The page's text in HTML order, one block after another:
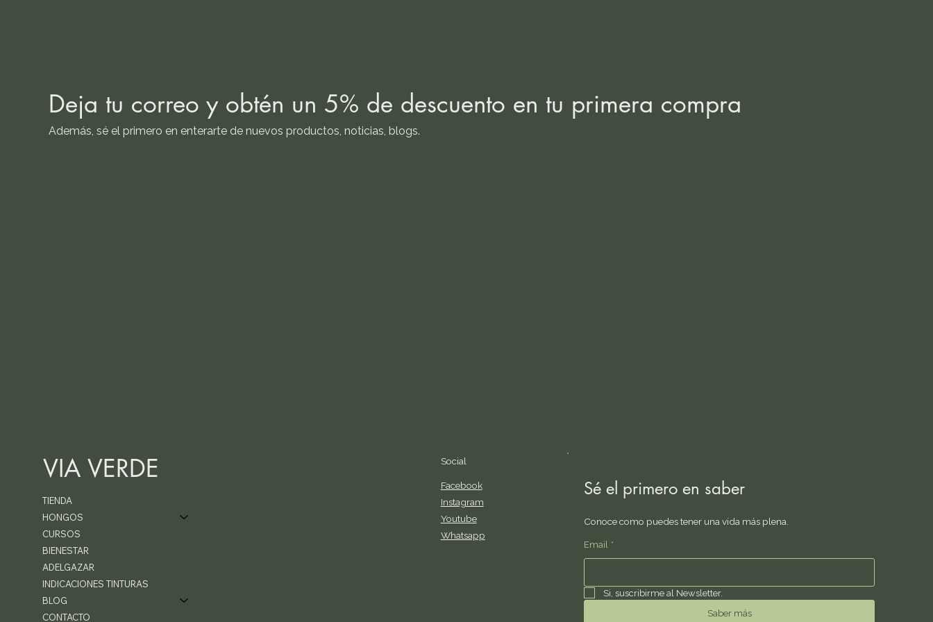
Deja tu correo y obtén un 5% de descuento en tu primera compra
Además, sé el primero en enterarte de nuevos productos, noticias, blogs.
VIA VERDE
TIENDA
HONGOS
CURSOS
BIENESTAR
ADELGAZAR
INDICACIONES TINTURAS
BLOG
CONTACTO
Social
Facebook
Instagram
Youtube
Whatsapp
Sé el primero en saber
Conoce como puedes tener una vida más plena.
Email *
Si, suscribirme al Newsletter.
Saber más